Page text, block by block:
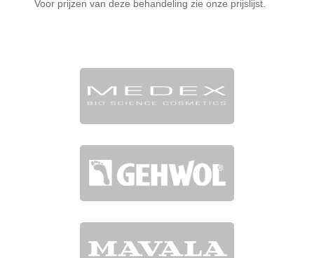
Voor prijzen van deze behandeling zie onze prijslijst.